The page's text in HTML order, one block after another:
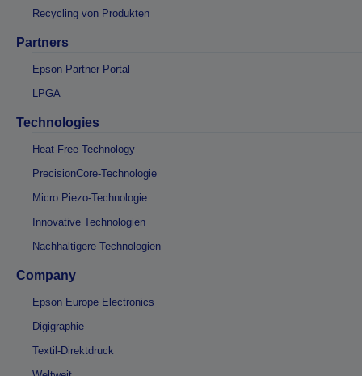
Recycling von Produkten
Partners
Epson Partner Portal
LPGA
Technologies
Heat-Free Technology
PrecisionCore-Technologie
Micro Piezo-Technologie
Innovative Technologien
Nachhaltigere Technologien
Company
Epson Europe Electronics
Digigraphie
Textil-Direktdruck